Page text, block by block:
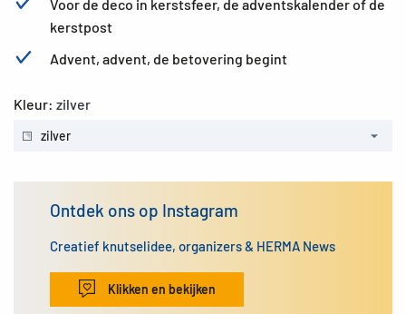
Voor de deco in kerstsfeer, de adventskalender of de
kerstpost
Advent, advent, de betovering begint
Kleur: zilver
zilver
Ontdek ons op Instagram
Creatief knutselidee, organizers & HERMA News
Klikken en bekijken